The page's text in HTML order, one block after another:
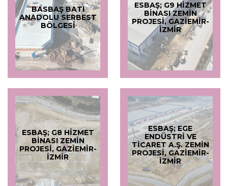
BASBAŞ BATI
ANADOLU SERBEST
BÖLGESI
ESBAŞ; G9 HIZMET
BINASI ZEMIN
PROJESI, GAZIEMIR-
İZMIR
ESBAŞ; G8 HIZMET
BINASI ZEMIN
PROJESI, GAZIEMIR-
İZMIR
ESBAŞ; EGE
ENDÜSTRI VE
TICARET A.Ş. ZEMIN
PROJESI, GAZIEMIR-
İZMIR